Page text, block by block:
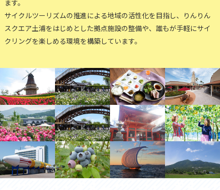
ます。
サイクルツーリズムの推進による地域の活性化を目指し、りんりん
スクエア土浦をはじめとした拠点施設の整備や、誰もが手軽にサイ
クリングを楽しめる環境を構築しています。